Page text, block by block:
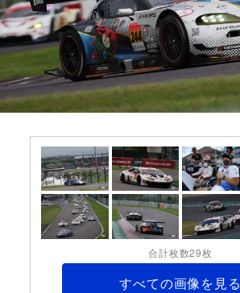
合計枚数29枚
すべての画像を見る